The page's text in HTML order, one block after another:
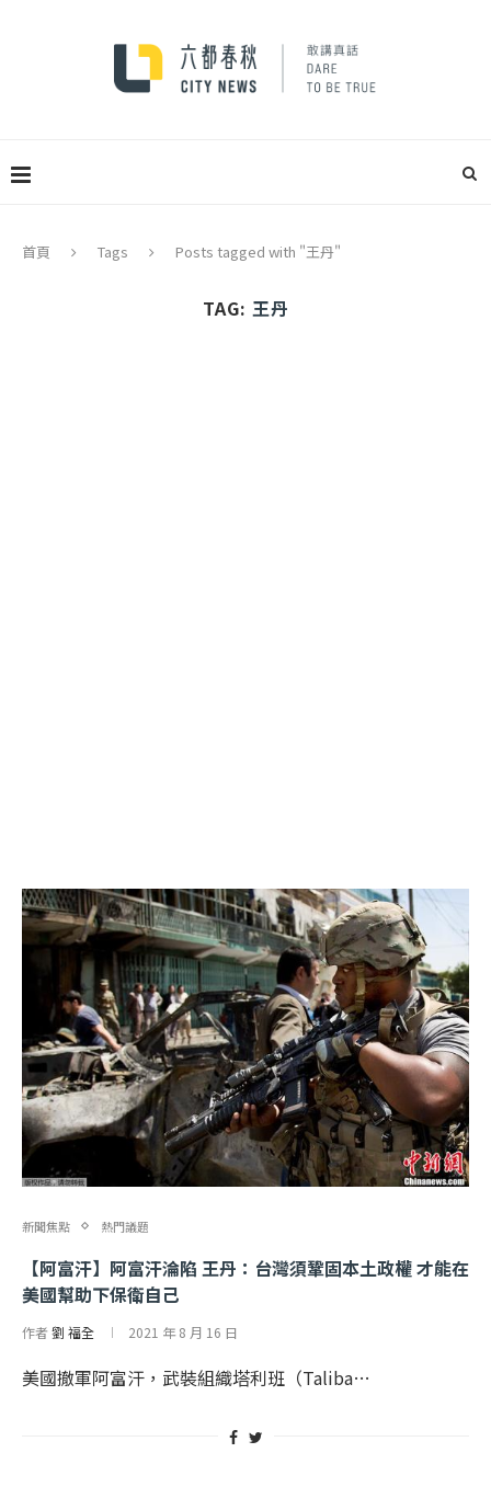
首頁 Tags Posts tagged with "王丹"
TAG: 王丹
新聞焦點 熱門議題
【阿富汗】阿富汗淪陷 王丹：台灣須鞏固本土政權 才能在
美國幫助下保衛自己
作者劉 福全 2021 年 8 月 16 日
美國撤軍阿富汗，武裝組織塔利班（Taliba…